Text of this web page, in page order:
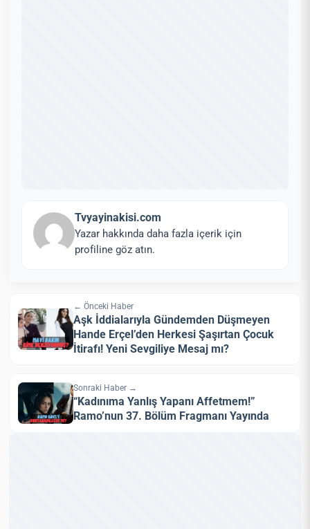
Tvyayinakisi.com
Yazar hakkında daha fazla içerik için
profiline göz atın.
← Önceki Haber
Aşk İddialarıyla Gündemden Düşmeyen
Hande Erçel’den Herkesi Şaşırtan Çocuk
İtirafı! Yeni Sevgiliye Mesaj mı?
Sonraki Haber →
“Kadınıma Yanlış Yapanı Affetmem!”
Ramo’nun 37. Bölüm Fragmanı Yayında